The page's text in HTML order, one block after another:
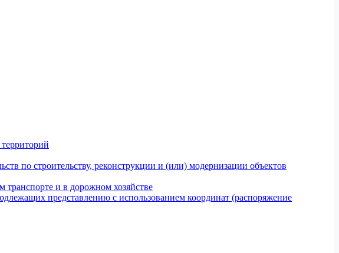
по строительству, реконструкции и (или) модернизации объектов
транспорте и в дорожном хозяйстве
представлению с использованием координат (распоряжение